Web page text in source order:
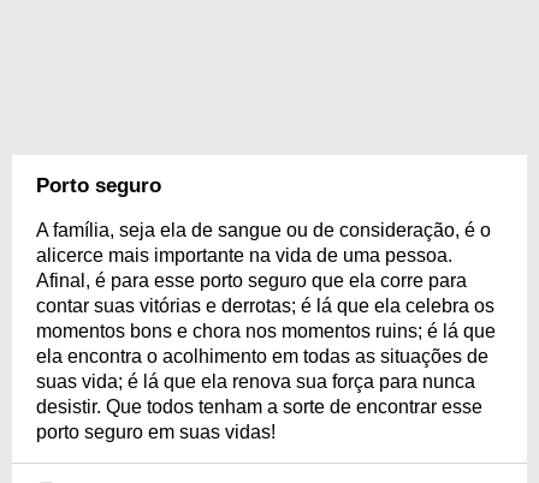
Porto seguro
A família, seja ela de sangue ou de consideração, é o
alicerce mais importante na vida de uma pessoa.
Afinal, é para esse porto seguro que ela corre para
contar suas vitórias e derrotas; é lá que ela celebra os
momentos bons e chora nos momentos ruins; é lá que
ela encontra o acolhimento em todas as situações de
suas vida; é lá que ela renova sua força para nunca
desistir. Que todos tenham a sorte de encontrar esse
porto seguro em suas vidas!